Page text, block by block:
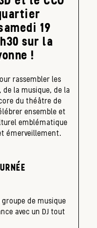
19
sur la
!
rassembler les
la musique, de la
du théâtre de
ensemble et
emblématique
émerveillement.
de musique
avec un DJ tout